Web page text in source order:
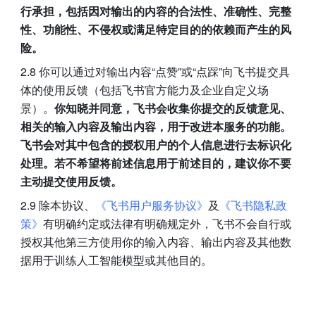
行承担，包括因对输出的内容的合法性、准确性、完整
性、功能性、不侵权或满足特定目的的依赖而产生的风
险。
2.8 你可以通过对输出内容“点赞”或“点踩”向飞书提交具
体的使用反馈（包括飞书官方能力及企业自定义场
景）。 你知晓并同意，飞书会收集你提交的反馈意见、
相关的输入内容及输出内容，用于改进本服务的功能。
飞书会对其中包含的授权用户的个人信息进行去标识化
处理。若不希望将前述信息用于前述目的，建议你不要
主动提交使用反馈。
2.9 除本协议、
《飞书用户服务协议》 及 《飞书隐私政
策》 有明确约定或法律有明确规定外，飞书不会自行或
授权其他第三方使用你的输入内容、输出内容及其他数
据用于训练人工智能模型或其他目的。